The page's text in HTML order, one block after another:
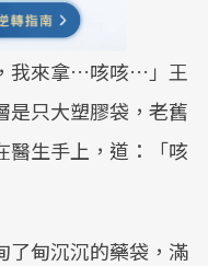
我來拿…咳咳…」王
是只大塑膠袋，老舊
醫生手上，道：「咳
了甸沉沉的藥袋，滿